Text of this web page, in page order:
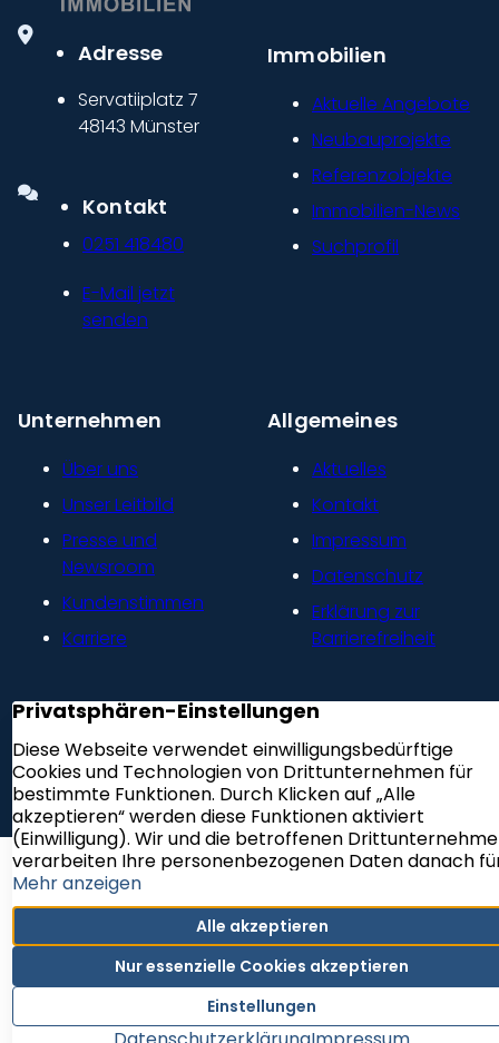
Adresse
Servatiiplatz 7
48143 Münster
Kontakt
0251 418480
E-Mail jetzt
senden
Immobilien
Aktuelle Angebote
Neubauprojekte
Referenzobjekte
Immobilien-News
Suchprofil
Unternehmen
Über uns
Unser Leitbild
Presse und
Newsroom
Kundenstimmen
Karriere
Allgemeines
Aktuelles
Kontakt
Impressum
Datenschutz
Erklärung zur
Barrierefreiheit
VERTRAG WIDERRUFEN Newsletter Abonnieren
Cookie-Einstellungen